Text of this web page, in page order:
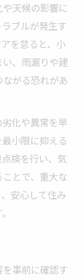
天候の影響に
ブルが発生す
を怠ると、小
、雨漏りや建
がる恐れがあ
化や異常を早
小限に抑える
検を行い、気
とで、重大な
安心して住み
事前に確認す